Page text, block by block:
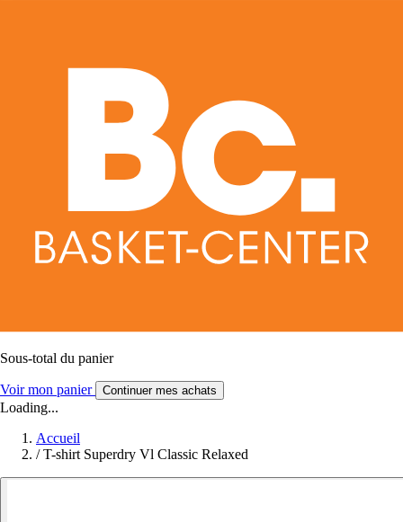
Sous-total du panier
Voir mon panier Continuer mes achats
Loading...
Accueil
/ T-shirt Superdry Vl Classic Relaxed